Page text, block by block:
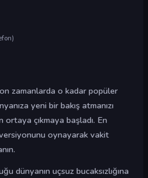
zamanlarda o kadar popüler
yeni bir bakış atmanızı
çıkmaya başladı. En
oynayarak vakit
dünyanın uçsuz bucaksızlığına